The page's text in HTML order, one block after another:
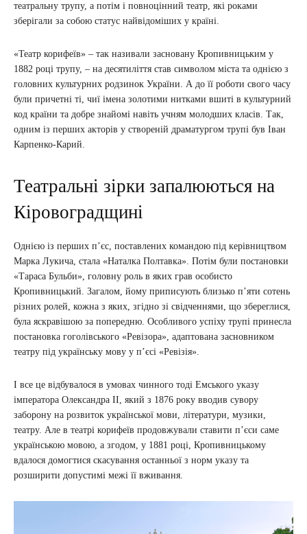
театральну трупу, а потім і повноцінний театр, які роками
зберігали за собою статус найвідоміших у країні.
«Театр корифеїв» – так називали засновану Кропивницьким у
1882 році трупу, – на десятиліття став символом міста та однією з
головних культурних родзинок України. А до її роботи свого часу
були причетні ті, чиї імена золотими нитками вшиті в культурний
код країни та добре знайомі навіть учням молодших класів. Так,
одним із перших акторів у створеній драматургом трупі був Іван
Карпенко-Карий.
Театральні зірки запалюються на
Кіровоградщині
Однією із перших п’єс, поставлених командою під керівництвом
Марка Лукича, стала «Наталка Полтавка». Потім були постановки
«Тараса Бульби», головну роль в яких грав особисто
Кропивницький. Загалом, йому приписують близько п’яти сотень
різних ролей, кожна з яких, згідно зі свідченнями, що збереглися,
була яскравішою за попередню. Особливого успіху трупі принесла
постановка гоголівського «Ревізора», адаптована засновником
театру під українську мову у п’єсі «Ревізія».
І все це відбувалося в умовах чинного тоді Емського указу
імператора Олександра II, який з 1876 року вводив сувору
заборону на розвиток української мови, літератури, музики,
театру. Але в театрі корифеїв продовжували ставити п’єси саме
українською мовою, а згодом, у 1881 році, Кропивницькому
вдалося домогтися скасування останньої з норм указу та
розширити допустимі межі її вживання.